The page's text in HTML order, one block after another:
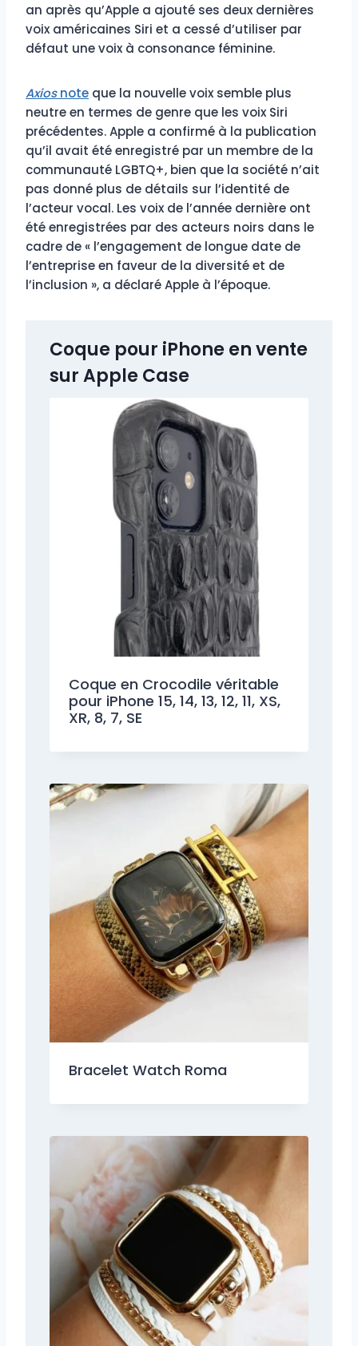
an après qu’Apple a ajouté ses deux dernières
voix américaines Siri et a cessé d’utiliser par
défaut une voix à consonance féminine.
Axiosnote que la nouvelle voix semble plus
neutre en termes de genre que les voix Siri
précédentes. Apple a confirmé à la publication
qu’il avait été enregistré par un membre de la
communauté LGBTQ+, bien que la société n’ait
pas donné plus de détails sur l’identité de
l’acteur vocal. Les voix de l’année dernière ont
été enregistrées par des acteurs noirs dans le
cadre de « l’engagement de longue date de
l’entreprise en faveur de la diversité et de
l’inclusion », a déclaré Apple à l’époque.
Coque pour iPhone en vente
sur Apple Case
Coque en Crocodile véritable
pour iPhone 15, 14, 13, 12, 11, XS,
XR, 8, 7, SE
Bracelet Watch Roma